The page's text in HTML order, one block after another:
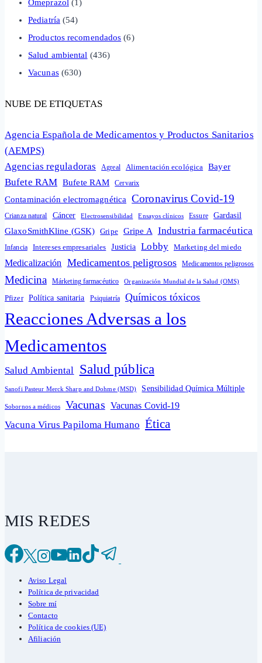
Omeprazol (1)
Pediatría (54)
Productos recomendados (6)
Salud ambiental (436)
Vacunas(630)
NUBE DE ETIQUETAS
Agencia Española de Medicamentos y Productos Sanitarios
(AEMPS)
Agencias reguladoras
Agreal Alimentación ecológica Bayer
Bufete RAM Bufete RAM Cervarix
Contaminación electromagnética Coronavirus Covid-19
Crianza natural Cáncer Electrosensibilidad Ensayos clínicos Essure Gardasil
GlaxoSmithKline (GSK) Gripe Gripe A Industria farmacéutica
Infancia Intereses empresariales Justicia Lobby Marketing del miedo
Medicalización Medicamentos peligrosos Medicamentos peligrosos
Medicina Márketing farmacéutico Organización Mundial de la Salud (OMS)
Pfizer Política sanitaria Psiquiatría Químicos tóxicos
Reacciones Adversas a los
Medicamentos
Salud Ambiental Salud pública
Sanofi Pasteur Merck Sharp and Dohme (MSD) Sensibilidad Química Múltiple
Sobornos a médicos Vacunas Vacunas Covid-19
Vacuna Virus Papiloma Humano Ética
MIS REDES
Aviso Legal
Política de privacidad
Sobre mí
Contacto
Política de cookies (UE)
Afiliación